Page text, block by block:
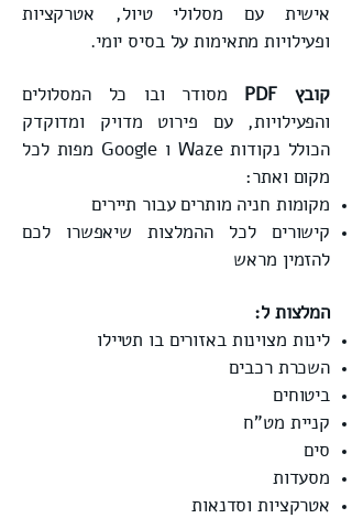
אישית עם מסלולי טיול, אטרקציות
ופעילויות מתאימות על בסיס יומי.
קובץ PDF
מסודר ובו כל המסלולים
והפעילויות, עם פירוט מדויק ומדוקדק
הכולל נקודות Waze ו Google מפות לכל
מקום ואתר:
מקומות חניה מותרים עבור תיירים
קישורים לכל ההמלצות שיאפשרו לכם
להזמין מראש
המלצות ל:
לינות מצוינות באזורים בו תטיילו
השכרת רכבים
ביטוחים
קניית מט"ח
סים
מסעדות
אטרקציות וסדנאות